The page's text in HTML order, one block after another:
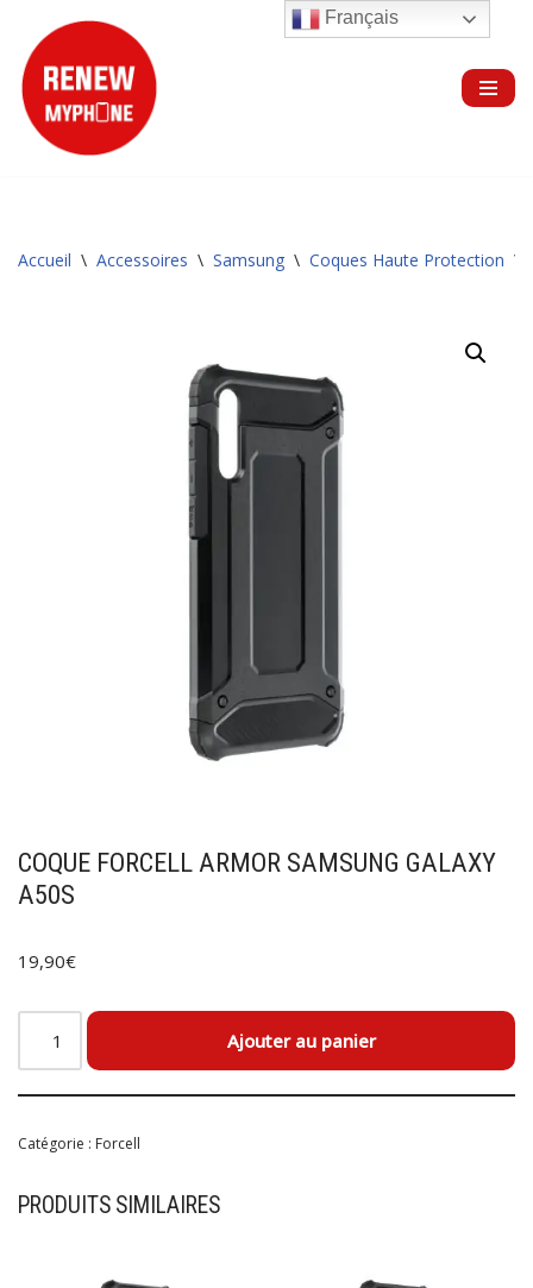
Aller
au
contenu
Accueil \ Accessoires \ Samsung \ Coques Haute Protection \
COQUE FORCELL ARMOR SAMSUNG GALAXY
A50S
19,90€
Ajouter au panier
Catégorie : Forcell
PRODUITS SIMILAIRES
Français